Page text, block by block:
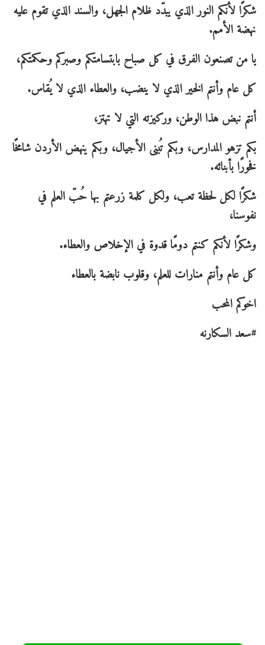
شكرًا لأنكم النور الذي يبدّد ظلام الجهل، والسند الذي تقوم عليه
نهضة الأمم.
يا من تصنعون الفرق في كل صباح بابتسامتكم وصبركم وحكمتكم،
كل عام وأنتم الخير الذي لا ينضب، والعطاء الذي لا يُقاس.
أنتم نبض هذا الوطن، وركيزته التي لا تهتز،
بكم تزهو المدارس، وبكم تُبنى الأجيال، وبكم ينهض الأردن شامخًا
فخورًا بأبنائه.
شكرًا لكل لحظة تعب، ولكل كلمة زرعتم بها حُبّ العلم في
نفوسنا،
وشكرًا لأنكم كنتم دومًا قدوة في الإخلاص والعطاء.
كل عام وأنتم منارات للعلم، وقلوب نابضة بالعطاء
اخوكم المحب
#سعد السكارنه